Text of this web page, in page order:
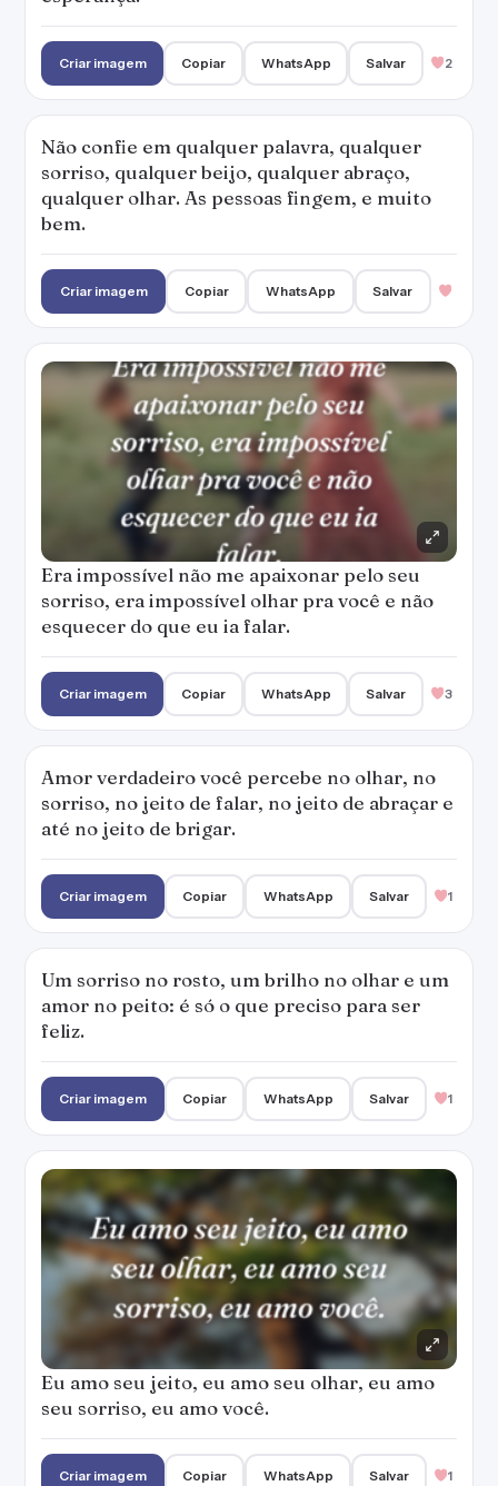
sorriso, era impossível olhar pra você e não
esquecer do que eu ia falar.
Criar imagem Copiar WhatsApp Salvar 3
Amor verdadeiro você percebe no olhar, no
sorriso, no jeito de falar, no jeito de abraçar e
até no jeito de brigar.
Criar imagem Copiar WhatsApp Salvar 1
amor no peito: é só o que preciso para ser
feliz.
Criar imagem WhatsApp Salvar
seu sorriso, eu amo você.
Amor é sorriso no rosto e brilho no olhar, é
sentir o outro mesmo sem o tocar.
Criar imagem Copiar WhatsApp Salvar
Amizade igual a sua é difícil encontrar. Traz
olhos, a pura sinceridade!